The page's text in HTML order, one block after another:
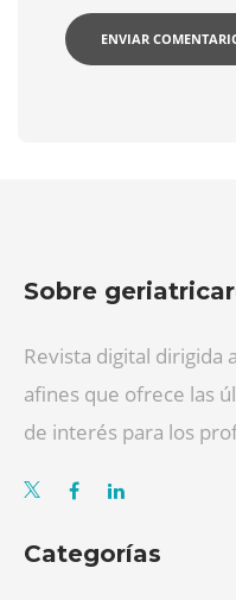
Sobre
Revista digital dirigida
afines que ofrece las
de interés para los
Categorías